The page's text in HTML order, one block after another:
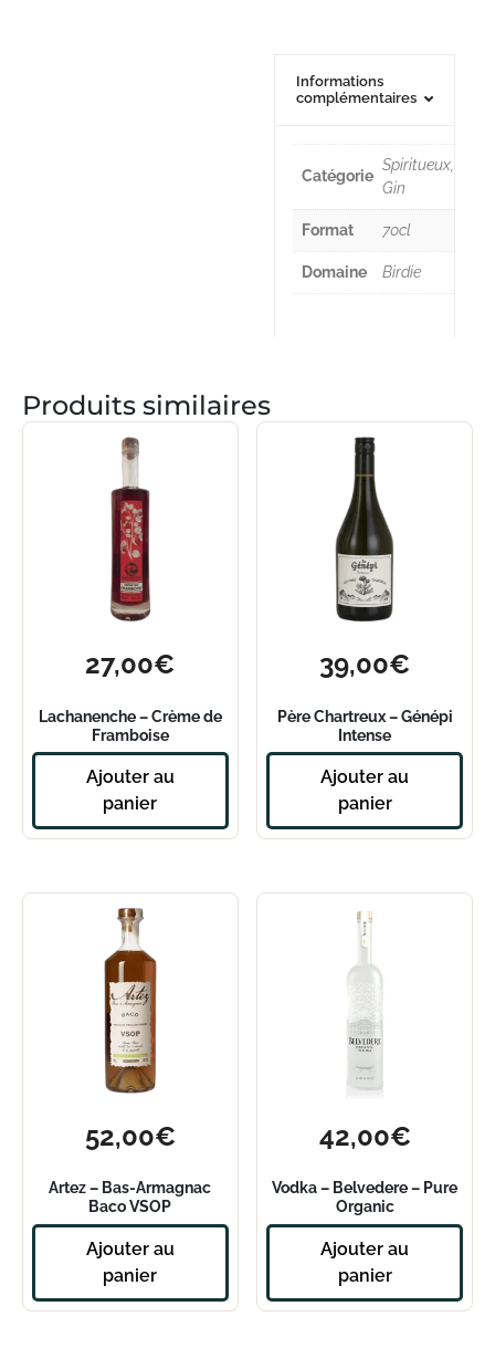
Informations
complémentaires
Catégorie
Spiritueux,
Gin
Format 70cl
Domaine Birdie
Produits similaires
27,00€
Lachanenche – Crème de
Framboise
Ajouter au
panier
39,00€
Père Chartreux – Génépi
Intense
Ajouter au
panier
52,00€
Artez – Bas-Armagnac
Baco VSOP
Ajouter au
panier
42,00€
Vodka – Belvedere – Pure
Organic
Ajouter au
panier